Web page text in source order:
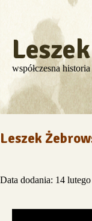
współczesna
Leszek
Data dodania: 14